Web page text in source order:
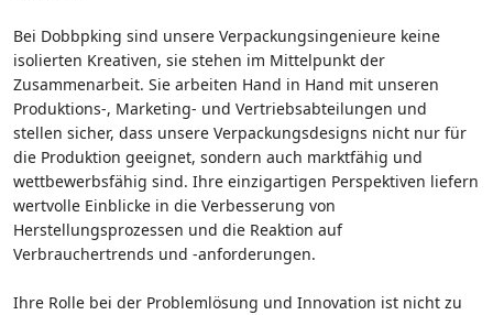
Bei Dobbpking sind unsere Verpackungsingenieure keine
isolierten Kreativen, sie stehen im Mittelpunkt der
Zusammenarbeit. Sie arbeiten Hand in Hand mit unseren
Produktions-, Marketing- und Vertriebsabteilungen und
stellen sicher, dass unsere Verpackungsdesigns nicht nur für
die Produktion geeignet, sondern auch marktfähig und
wettbewerbsfähig sind. Ihre einzigartigen Perspektiven liefern
wertvolle Einblicke in die Verbesserung von
Herstellungsprozessen und die Reaktion auf
Verbrauchertrends und -anforderungen.
Ihre Rolle bei der Problemlösung und Innovation ist nicht zu